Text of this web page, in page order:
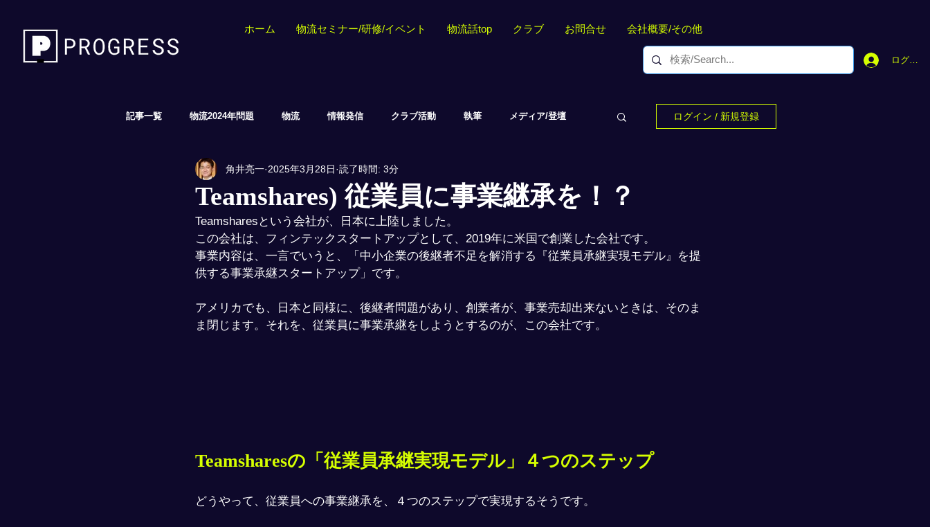
ホーム 物流セミナー/研修/イベント 物流話top クラブ お問合せ 会社概要/その他
ログイン
記事一覧 物流2024年問題 物流 情報発信 クラブ活動 執筆 メディア/登壇
EC/AI/小売
ログイン / 新規登録
Teamshares) 従業員に事業継承を！？
角井亮一 2025年3月28日 読了時間: 3分
Teamsharesという会社が、日本に上陸しました。
この会社は、フィンテックスタートアップとして、2019年に米国で創業した会社です。
事業内容は、一言でいうと、「中小企業の後継者不足を解消する『従業員承継実現モデル』を提
供する事業承継スタートアップ」です。
アメリカでも、日本と同様に、後継者問題があり、創業者が、事業売却出来ないときは、そのま
ま閉じます。それを、従業員に事業承継をしようとするのが、この会社です。
Teamsharesの「従業員承継実現モデル」４つのステップ
どうやって、従業員への事業継承を、４つのステップで実現するそうです。